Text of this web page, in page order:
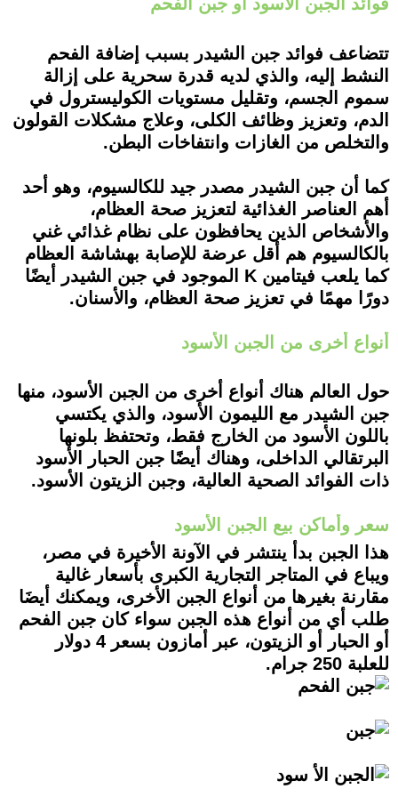
تتضاعف فوائد جبن الشيدر بسبب إضافة الفحم
النشط إليه، والذي لديه قدرة سحرية على إزالة
سموم الجسم، وتقليل مستويات الكوليسترول في
الدم، وتعزيز وظائف الكلى، وعلاج مشكلات القولون
والتخلص من الغازات وانتفاخات البطن.
كما أن جبن الشيدر مصدر جيد للكالسيوم، وهو أحد
أهم العناصر الغذائية لتعزيز صحة العظام،
والأشخاص الذين يحافظون على نظام غذائي غني
بالكالسيوم هم أقل عرضة للإصابة بهشاشة العظام
كما يلعب فيتامين K الموجود في جبن الشيدر أيضًا
دورًا مهمًا في تعزيز صحة العظام، والأسنان.
أنواع أخرى من الجبن الأسود
حول العالم هناك أنواع أخرى من الجبن الأسود، منها
جبن الشيدر مع الليمون الأسود، والذي يكتسي
باللون الأسود من الخارج فقط، وتحتفظ بلونها
البرتقالي الداخلى، وهناك أيضًَا جبن الحبار الأسود
ذات الفوائد الصحية العالية، وجبن الزيتون الأسود.
سعر وأماكن بيع الجبن الأسود
هذا الجبن بدأ ينتشر في الآونة الأخيرة في مصر،
ويباع في المتاجر التجارية الكبرى بأسعار غالية
مقارنة بغيرها من أنواع الجبن الأخرى، ويمكنك أيضَا
طلب أي من أنواع هذه الجبن سواء كان جبن الفحم
أو الحبار أو الزيتون، عبر أمازون بسعر 4 دولار
للعلبة 250 جرام.